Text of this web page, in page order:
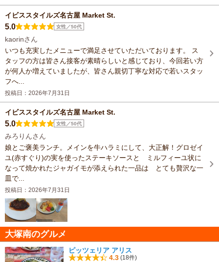
イビススタイルズ名古屋 Market St.
5.0 女性／50代
kaorinさん
いつも充実したメニューで満足させていただいております。 ス
タッフの方は皆さん接客が素晴らしいと感じており、今回若い方
が何人か増えていましたが、皆さん親切丁寧な対応で若いスタッ
フへ...
投稿日：2026年7月31日
イビススタイルズ名古屋 Market St.
5.0 女性／50代
みろりんさん
娘とご褒美ランチ。メインを牛ハラミにして、大正解！グロゼイ
ユ(赤すぐり)の実を使ったステーキソースと ミルフィーユ状に
なって焼かれたジャガイモが添えられた一品は とても贅沢な一
皿で...
投稿日：2026年7月31日
大塚南のグルメ
ピッツェリア アリス
4.3 (18件)